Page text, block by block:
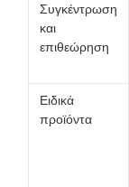
Συγκέντρωση
και
επιθεώρηση
Ειδικά
προϊόντα